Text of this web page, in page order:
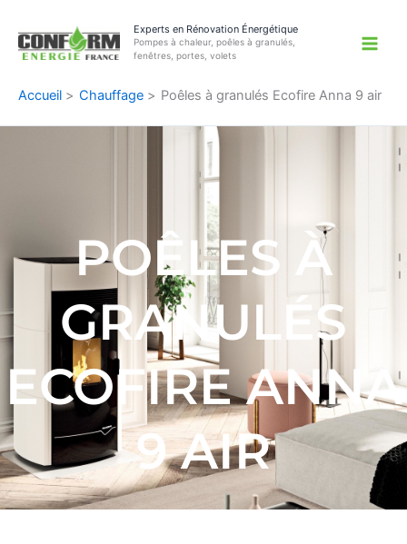
contenu
Experts en Rénovation Énergétique
Pompes à chaleur, poêles à granulés,
fenêtres, portes, volets
Accueil Chauffage Poêles à granulés Ecofire Anna 9 air
POÊLES À
GRANULÉS
ECOFIRE ANNA
9 AIR